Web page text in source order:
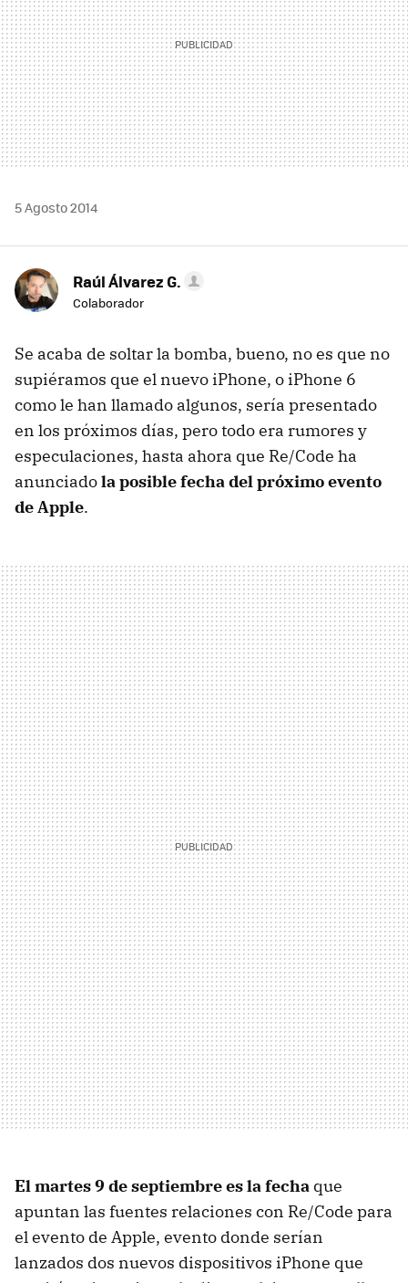
5 Agosto 2014
Raúl Álvarez G.
Colaborador
Se acaba de soltar la bomba, bueno, no es que no
supiéramos que el nuevo iPhone, o iPhone 6
como le han llamado algunos, sería presentado
en los próximos días, pero todo era rumores y
especulaciones, hasta ahora que Re/Code ha
anunciadola posible fecha del próximo evento
de Apple.
El martes 9 de septiembre es la fecha que
apuntan las fuentes relaciones con Re/Code para
el evento de Apple, evento donde serían
lanzados dos nuevos dispositivos iPhone que